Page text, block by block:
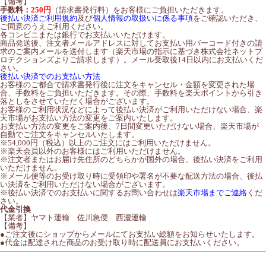
手数料： 250円
（請求書発行料）をお客様にご負担いただきます。
後払い決済ご利用規約及び個人情報の取扱いに係る事項をご確認いただき、
ご同意のうえご利用ください。
各コンビニまたは銀行でお支払いいただけます。
商品発送後、注文者メールアドレスに対してお支払い用バーコード付きの請
求のご案内メールを送付します（楽天市場の指示に基づき株式会社ネットプ
ロテクションズよりご請求します）。メール受取後14日以内にお支払いくだ
さい。
後払い決済でのお支払い方法
お客様のご都合で請求書発行後に注文をキャンセル・金額を変更された場
合、手数料をご負担いただきます。その際、手数料を楽天ポイントから引き
落としをさせていただく場合がございます。
お客様のご利用状況などによって後払い決済がご利用いただけない場合、楽
天市場がお支払い方法の変更をご案内いたします。
お支払い方法の変更をご案内後、7日間変更いただけない場合、楽天市場が
自動でご注文をキャンセルいたします。
※54,000円（税込）以上のご注文にはご利用いただけません。
※楽天会員以外のお客様にはご利用いただけません。
※注文者またはお届け先住所のどちらかが国外の場合、後払い決済をご利用
いただけません。
※メール便等のお受け取り時に受領印や署名が不要な配送方法の場合、後払
い決済をご利用いただけない場合がございます。
※後払い決済でのお支払いに関するお問い合わせは楽天市場までご連絡 くだ
さい。
代金引換
【業者】ヤマト運輸 佐川急便 西濃運輸
【備考】
●ご注文後にショップからメールにてお支払い総額をお知らせいたします。
●代金は配達された商品のお受け取り時に配送員にお支払いください。